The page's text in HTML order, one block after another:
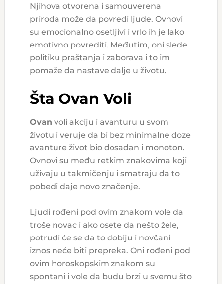
Njihova otvorena i samouverena
priroda može da povredi ljude. Ovnovi
su emocionalno osetljivi i vrlo ih je lako
emotivno povrediti. Međutim, oni slede
politiku praštanja i zaborava i to im
pomaže da nastave dalje u životu.
Šta Ovan Voli
Ovan voli akciju i avanturu u svom
životu i veruje da bi bez minimalne doze
avanture život bio dosadan i monoton.
Ovnovi su među retkim znakovima koji
uživaju u takmičenju i smatraju da to
pobedi daje novo značenje.
Ljudi rođeni pod ovim znakom vole da
troše novac i ako osete da nešto žele,
potrudi će se da to dobiju i novčani
iznos neće biti prepreka. Oni rođeni pod
ovim horoskopskim znakom su
spontani i vole da budu brzi u svemu što